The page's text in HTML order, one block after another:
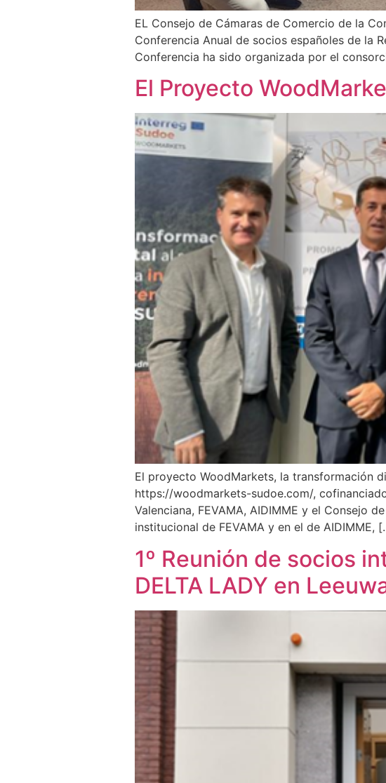
EL Consejo de Cámaras de Comercio de la
Conferencia Anual de socios españoles de la
Conferencia ha sido organizada por el
El Proyecto
El proyecto WoodMarkets, la transformación
https://woodmarkets-sudoe.com/,
Valenciana, FEVAMA, AIDIMME y el Consejo
institucional de FEVAMA y en el de AIDIMME,
1º Reunión de socios
DELTA LADY en